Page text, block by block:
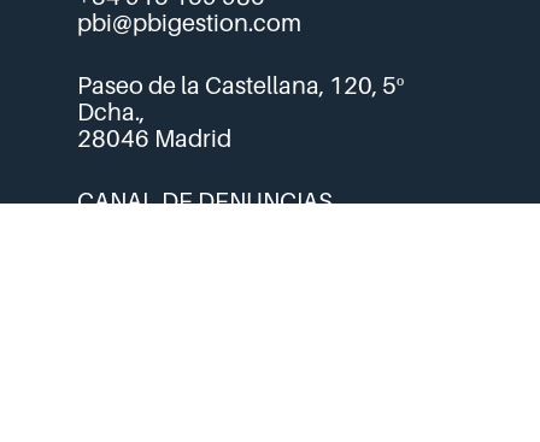
pbi@pbigestion.com
Paseo de la Castellana, 120, 5º
Dcha.,
28046 Madrid
CANAL DE DENUNCIAS